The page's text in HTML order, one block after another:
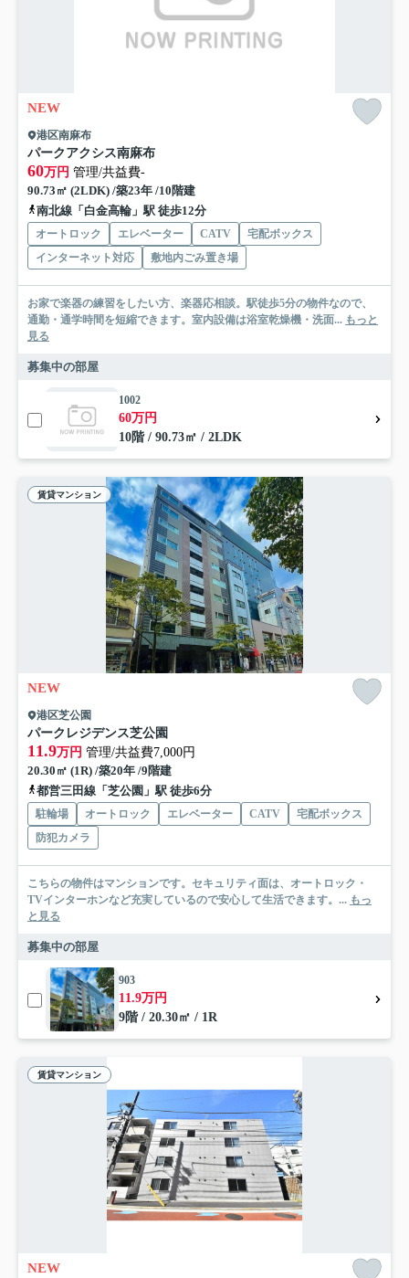
NEW
港区南麻布
パークアクシス南麻布
60万円 管理/共益費-
90.73㎡ (2LDK) /築23年 /10階建
南北線「白金高輪」駅 徒歩12分
オートロック エレベーター CATV
宅配ボックス
インターネット対応
敷地内ごみ置き場
お家で楽器の練習をしたい方、楽器応相談。駅徒歩5分の物件なので、
通勤・通学時間を短縮できます。室内設備は浴室乾燥機・洗面... もっと
見る
募集中の部屋
1002
60万円
10階 / 90.73㎡ / 2LDK
賃貸マンション
NEW
港区芝公園
パークレジデンス芝公園
11.9万円 管理/共益費7,000円
20.30㎡ (1R) /築20年 /9階建
都営三田線「芝公園」駅 徒歩6分
駐輪場 オートロック エレベーター CATV
宅配ボックス
防犯カメラ
こちらの物件はマンションです。セキュリティ面は、オートロック・
TVインターホンなど充実しているので安心して生活できます。... もっ
と見る
募集中の部屋
903
11.9万円
9階 / 20.30㎡ / 1R
賃貸マンション
NEW